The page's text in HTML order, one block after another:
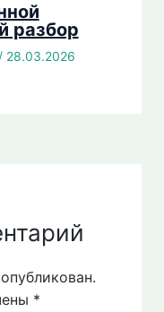
разбор
/ 28.03.2026
*